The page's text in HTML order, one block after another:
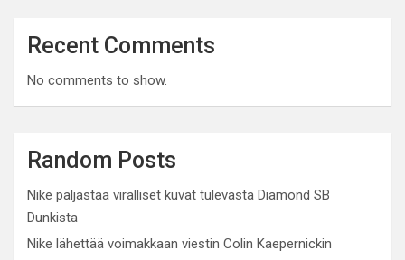
Recent Comments
No comments to show.
Random Posts
Nike paljastaa viralliset kuvat tulevasta Diamond SB
Dunkista
Nike lähettää voimakkaan viestin Colin Kaepernickin